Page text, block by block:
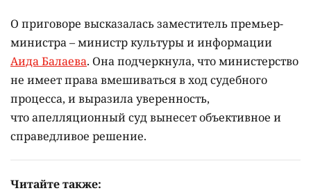
О приговоре высказалась заместитель премьер-
министра – министр культуры и информации
Аида Балаева. Она подчеркнула, что министерство
не имеет права вмешиваться в ход судебного
процесса, и выразила уверенность,
что апелляционный суд вынесет объективное и
справедливое решение.
Читайте также: